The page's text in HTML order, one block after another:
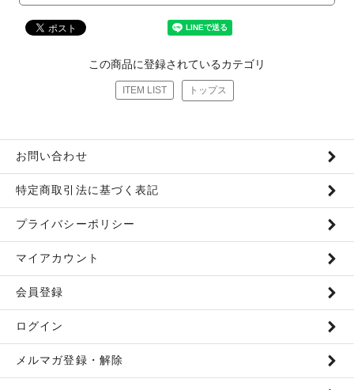
この商品に登録されているカテゴリ
ITEM LIST トップス
お問い合わせ
特定商取引法に基づく表記
プライバシーポリシー
マイアカウント
会員登録
ログイン
メルマガ登録・解除